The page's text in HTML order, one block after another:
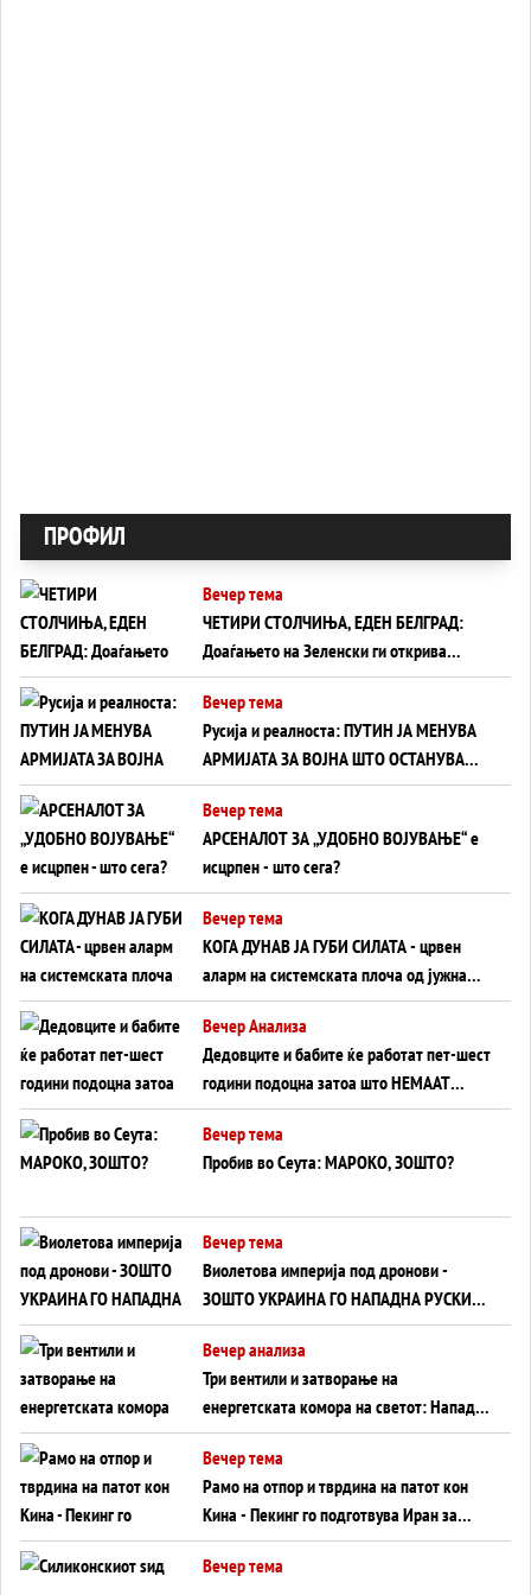
ПРОФИЛ
Вечер тема
ЧЕТИРИ СТОЛЧИЊА, ЕДЕН БЕЛГРАД:
Доаѓањето на Зеленски ги открива
тајните на политиката на балансирање
на Вучиќ
Вечер тема
Русија и реалноста: ПУТИН ЈА МЕНУВА
АРМИЈАТА ЗА ВОЈНА ШТО ОСТАНУВА
БЕЗ ФРОНТ
Вечер тема
АРСЕНАЛОТ ЗА „УДОБНО ВОЈУВАЊЕ“ е
исцрпен - што сега?
Вечер тема
КОГА ДУНАВ ЈА ГУБИ СИЛАТА - црвен
аларм на системската плоча од јужна
Германија до Црното Море...
Вечер Анализа
Дедовците и бабите ќе работат пет-шест
години подоцна затоа што НЕМААТ
ВНУЦИ ДА ГИ ЗАМЕНАТ
Вечер тема
Пробив во Сеута: МАРОКО, ЗОШТО?
Вечер тема
Виолетова империја под дронови -
ЗОШТО УКРАИНА ГО НАПАДНА РУСКИОТ
WILDBERRIES
Вечер анализа
Три вентили и затворање на
енергетската комора на светот: Нападот
во Суец најавува глобален енергетски
инфаркт?
Вечер тема
Рамо на отпор и тврдина на патот кон
Кина - Пекинг го подготвува Иран за
американска копнена инвазија
Вечер тема